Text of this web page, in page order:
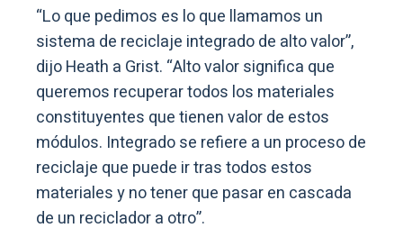
“Lo que pedimos es lo que llamamos un
sistema de reciclaje integrado de alto valor”,
dijo Heath a Grist. “Alto valor significa que
queremos recuperar todos los materiales
constituyentes que tienen valor de estos
módulos. Integrado se refiere a un proceso de
reciclaje que puede ir tras todos estos
materiales y no tener que pasar en cascada
de un reciclador a otro”.